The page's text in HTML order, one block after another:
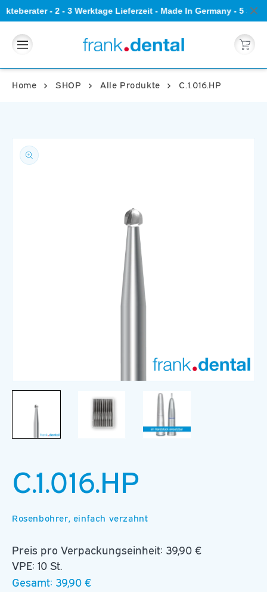
- 2 - 3 Werktage Lieferzeit - Made In Germany - 5
Direkt
zum
Warenkorb
Home SHOP Alle Produkte C.1.016.HP
1
C.1.016.HP
Rosenbohrer, einfach verzahnt
Preis pro Verpackungseinheit: 39,90 €
VPE: 10 St.
Gesamt: 39,90 €